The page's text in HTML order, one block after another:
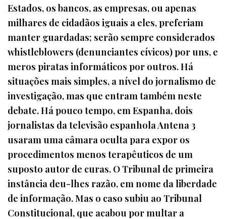
Estados, os bancos, as empresas, ou apenas
milhares de cidadãos iguais a eles, preferiam
manter guardadas; serão sempre considerados
whistleblowers (denunciantes cívicos) por uns, e
meros piratas informáticos por outros. Há
situações mais simples, a nível do jornalismo de
investigação, mas que entram também neste
debate. Há pouco tempo, em Espanha, dois
jornalistas da televisão espanhola Antena 3
usaram uma câmara oculta para expor os
procedimentos menos terapêuticos de um
suposto autor de curas. O Tribunal de primeira
instância deu-lhes razão, em nome da liberdade
de informação. Mas o caso subiu ao Tribunal
Constitucional, que acabou por multar a